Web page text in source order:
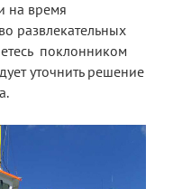
на время
развлекательных
поклонником
уточнить решение